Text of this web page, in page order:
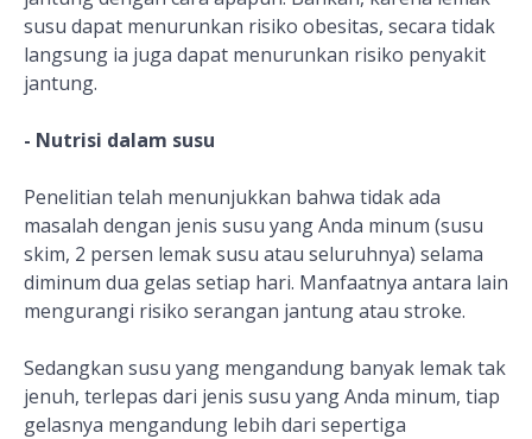
susu dapat menurunkan risiko obesitas, secara tidak
langsung ia juga dapat menurunkan risiko penyakit
jantung.
- Nutrisi dalam susu
Penelitian telah menunjukkan bahwa tidak ada
masalah dengan jenis susu yang Anda minum (susu
skim, 2 persen lemak susu atau seluruhnya) selama
diminum dua gelas setiap hari. Manfaatnya antara lain
mengurangi risiko serangan jantung atau stroke.
Sedangkan susu yang mengandung banyak lemak tak
jenuh, terlepas dari jenis susu yang Anda minum, tiap
gelasnya mengandung lebih dari sepertiga